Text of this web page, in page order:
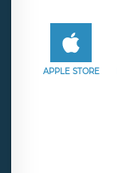
APPLE STORE